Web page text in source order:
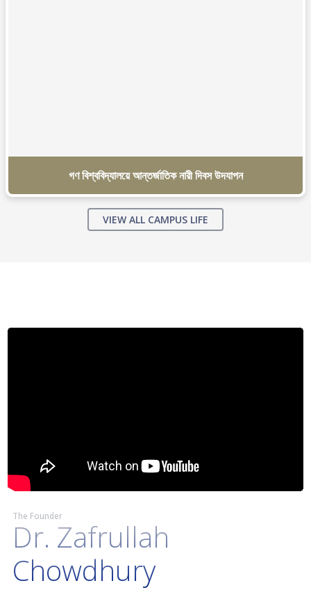
গণ বিশ্ববিদ্যালয়ে আন্তর্জাতিক নারী দিবস উদযাপন
VIEW ALL CAMPUS LIFE
The Founder
Dr. Zafrullah
Chowdhury